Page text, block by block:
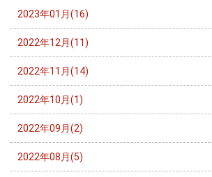
2023年01月(16)
2022年12月(11)
2022年11月(14)
2022年10月(1)
2022年09月(2)
2022年08月(5)